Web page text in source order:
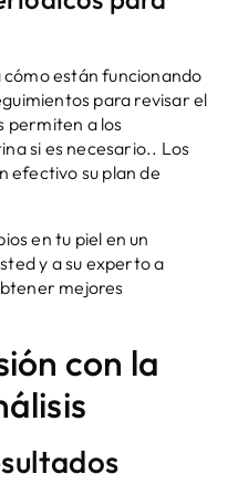
están funcionando
para revisar el
permiten a los
si es necesario.. Los
efectivo su plan de
en tu piel en un
y a su experto a
mejores
con la